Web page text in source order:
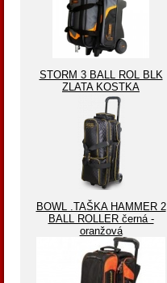
STORM 3 BALL ROL BLK
ZLATA KOSTKA
BOWL .TAŠKA HAMMER 2
BALL ROLLER černá -
oranžová